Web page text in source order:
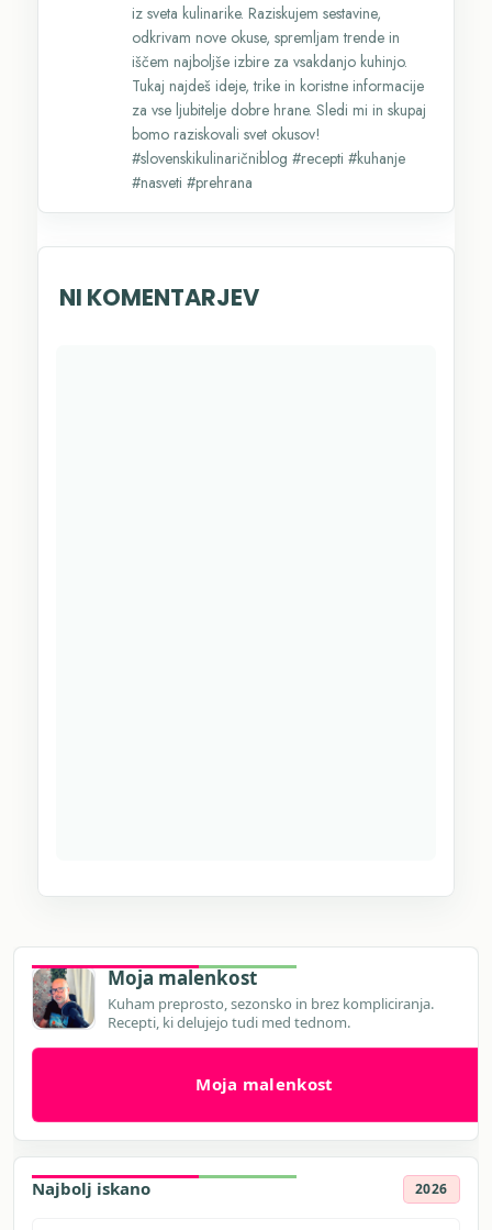
iz sveta kulinarike. Raziskujem sestavine,
odkrivam nove okuse, spremljam trende in
iščem najboljše izbire za vsakdanjo kuhinjo.
Tukaj najdeš ideje, trike in koristne informacije
za vse ljubitelje dobre hrane. Sledi mi in skupaj
bomo raziskovali svet okusov!
#slovenskikulinaričniblog #recepti #kuhanje
#nasveti #prehrana
NI KOMENTARJEV
Moja malenkost
Kuham preprosto, sezonsko in brez kompliciranja.
Recepti, ki delujejo tudi med tednom.
Moja malenkost
Najbolj iskano 2026